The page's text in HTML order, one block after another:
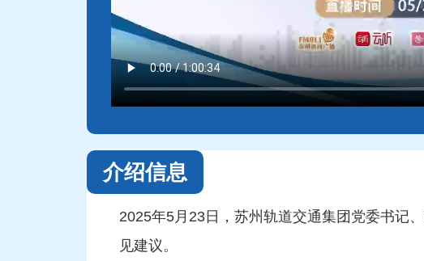
介绍信息
2025年5月23日，苏州轨道交通集团党委书记
见建议。